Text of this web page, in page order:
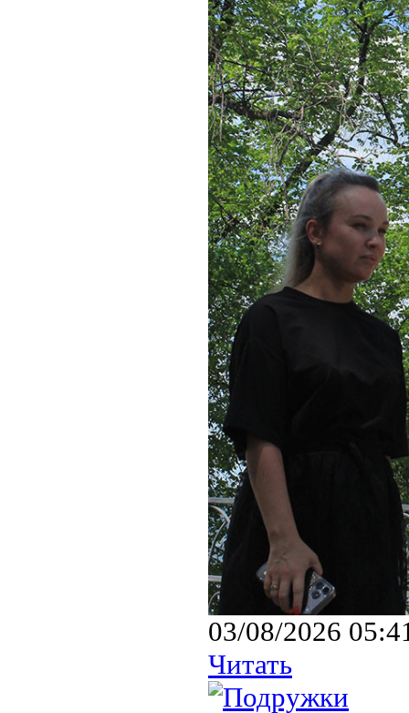
03/08/2026
Читать